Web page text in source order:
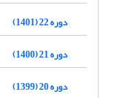
دوره 22 (1401)
دوره 21 (1400)
دوره 20 (1399)